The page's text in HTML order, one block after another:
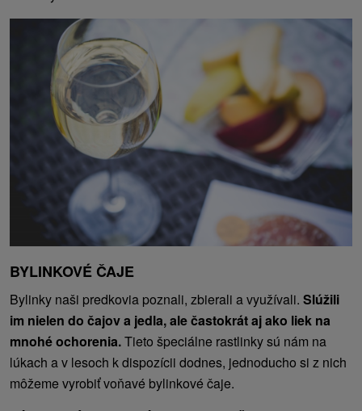
BYLINKOVÉ ČAJE
Bylinky naši predkovia poznali, zbierali a využívali. Slúžili
im nielen do čajov a jedla, ale častokrát aj ako liek na
mnohé ochorenia.Tieto špeciálne rastlinky sú nám na
lúkach a v lesoch k dispozícii dodnes, jednoducho si z nich
môžeme vyrobiť voňavé bylinkové čaje.